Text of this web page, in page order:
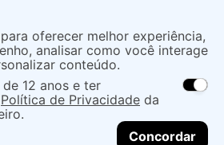
localização
opções de entrega variam de
a região.Não sei meu CEP
CONTINUAR
oferecer melhor experiência,
analisar como você interage
conteúdo.
12 anos e ter
Política de Privacidade da
Concordar